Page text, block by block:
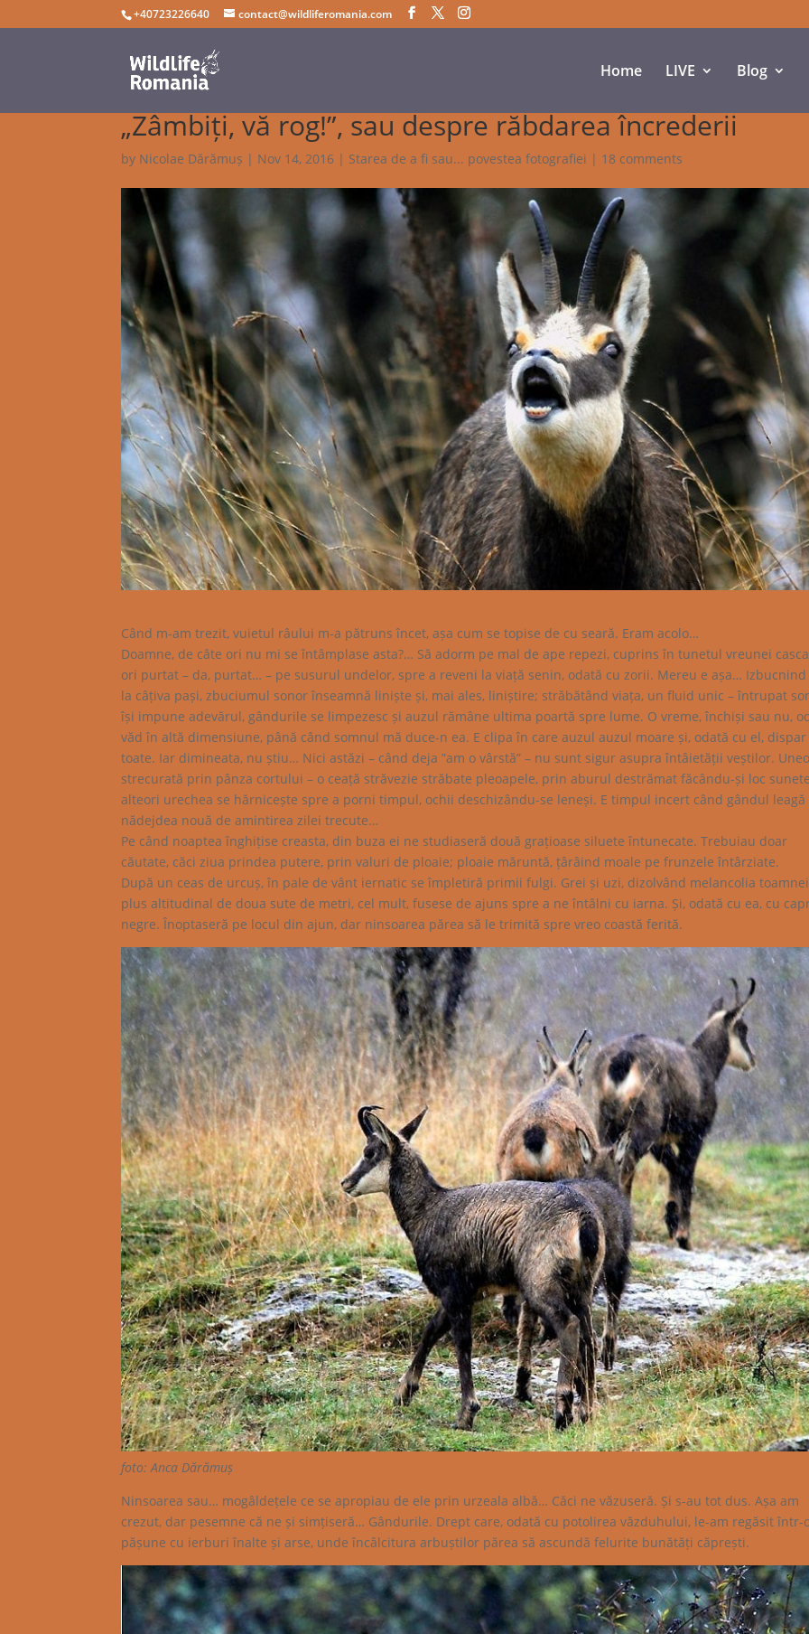
+40723226640 contact@wildliferomania.com
Home LIVE Blog
„Zâmbiți, vă rog!”, sau despre răbdarea încrederii
by Nicolae Dărămuș | Nov 14, 2016 | Starea de a fi sau... povestea fotografiei | 18 comments
Când m-am trezit, vuietul râului m-a pătruns încet, așa cum se topise de cu seară. Eram acolo…
Doamne, de câte ori nu mi se întâmplase asta?… Să adorm pe mal de ape repezi, cuprins în tunetul vreunei
ori purtat – da, purtat… – pe susurul undelor, spre a reveni la viață senin, odată cu zorii. Mereu e așa…
la câțiva pași, zbuciumul sonor înseamnă liniște și, mai ales, liniștire; străbătând viața, un fluid unic – întrupat
își impune adevărul, gândurile se limpezesc și auzul rămâne ultima poartă spre lume. O vreme, închiși sau nu,
văd în altă dimensiune, până când somnul mă duce-n ea. E clipa în care auzul auzul moare și, odată cu el, dispar
toate. Iar dimineata, nu știu… Nici astăzi – când deja ”am o vârstă” – nu sunt sigur asupra întâietății veștilor.
strecurată prin pânza cortului – o ceață străvezie străbate pleoapele, prin aburul destrămat făcându-și loc
alteori urechea se hărnicește spre a porni timpul, ochii deschizându-se leneși. E timpul incert când gândul leagă
nădejdea nouă de amintirea zilei trecute…
Pe când noaptea înghițise creasta, din buza ei ne studiaseră două grațioase siluete întunecate. Trebuiau doar
căutate, căci ziua prindea putere, prin valuri de ploaie; ploaie măruntă, țârâind moale pe frunzele întârziate.
După un ceas de urcuș, în pale de vânt iernatic se împletiră primii fulgi. Grei și uzi, dizolvând melancolia
plus altitudinal de doua sute de metri, cel mult, fusese de ajuns spre a ne întâlni cu iarna. Și, odată cu ea, cu
negre. Înoptaseră pe locul din ajun, dar ninsoarea părea să le trimită spre vreo coastă ferită.
foto: Anca Dărămuș
Ninsoarea sau… mogâldețele ce se apropiau de ele prin urzeala albă… Căci ne văzuseră. Și s-au tot dus. Așa am
crezut, dar pesemne că ne și simțiseră… Gândurile. Drept care, odată cu potolirea văzduhului, le-am regăsit într-
pășune cu ierburi înalte și arse, unde încâlcitura arbuștilor părea să ascundă felurite bunătăți căprești.